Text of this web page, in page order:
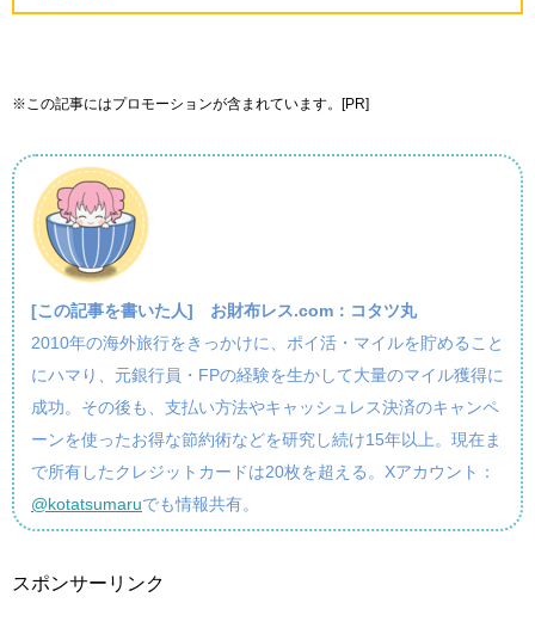
※この記事にはプロモーションが含まれています。[PR]
[この記事を書いた人] お財布レス.com：コタツ丸
2010年の海外旅行をきっかけに、ポイ活・マイルを貯めること
にハマり、元銀行員・FPの経験を生かして大量のマイル獲得に
成功。その後も、支払い方法やキャッシュレス決済のキャンペ
ーンを使ったお得な節約術などを研究し続け15年以上。現在ま
で所有したクレジットカードは20枚を超える。Xアカウント：
@kotatsumaruでも情報共有。
スポンサーリンク